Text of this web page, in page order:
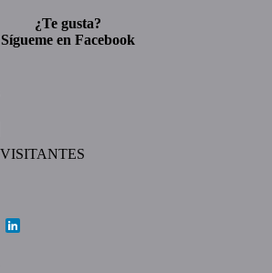
¿Te gusta?
Sígueme en Facebook
VISITANTES
WordPress